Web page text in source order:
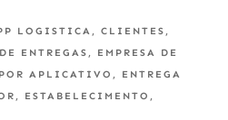
LOGISTICA , CLIENTES ,
ENTREGAS , EMPRESA DE
APLICATIVO , ENTREGA
, ESTABELECIMENTO ,